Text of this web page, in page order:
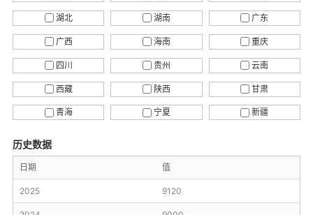
湖北 湖南 广东
广西 海南 重庆
四川 贵州 云南
西藏 陕西 甘肃
青海 宁夏 新疆
历史数据
日期 值
2025 9120